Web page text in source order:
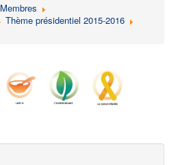
Membres
Thème présidentiel 2015-2016